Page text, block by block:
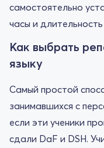
самостоятельно
часы и
Как выбрать
языку
Самый простой
занимавшихся с
если эти ученики
сдали DaF и DSH.